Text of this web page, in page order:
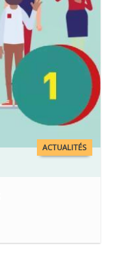
ACTUALITÉS